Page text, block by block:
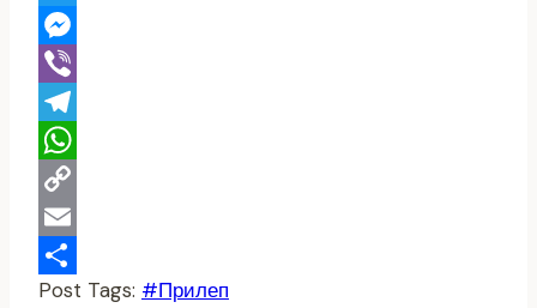
Twitter
Messenger
Viber
Telegram
WhatsApp
Copy
Link
Email
Share
Post Tags: #Прилеп